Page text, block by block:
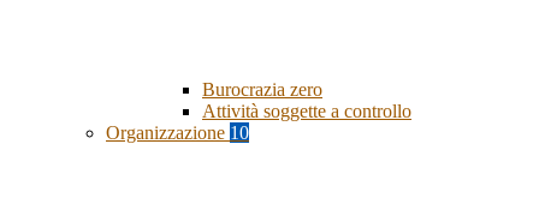
Burocrazia zero
Attività soggette a controllo
Organizzazione 10